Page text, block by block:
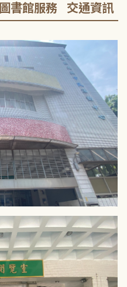
圖書館服務 交通資訊